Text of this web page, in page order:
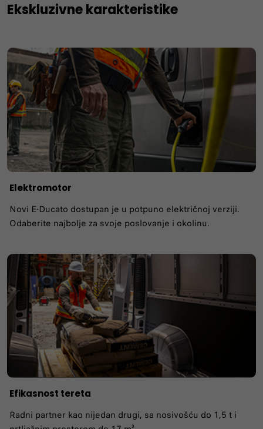
Ekskluzivne karakteristike
Elektromotor
Novi E-Ducato dostupan je u potpuno električnoj verziji.
Odaberite najbolje za svoje poslovanje i okolinu.
Efikasnost tereta
Radni partner kao nijedan drugi, sa nosivošću do 1,5 t i